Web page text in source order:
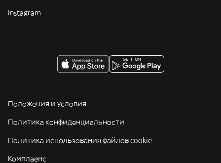
Instagram
Положения и условия
Политика конфиденциальности
Политика использования файлов cookie
Комплаенс